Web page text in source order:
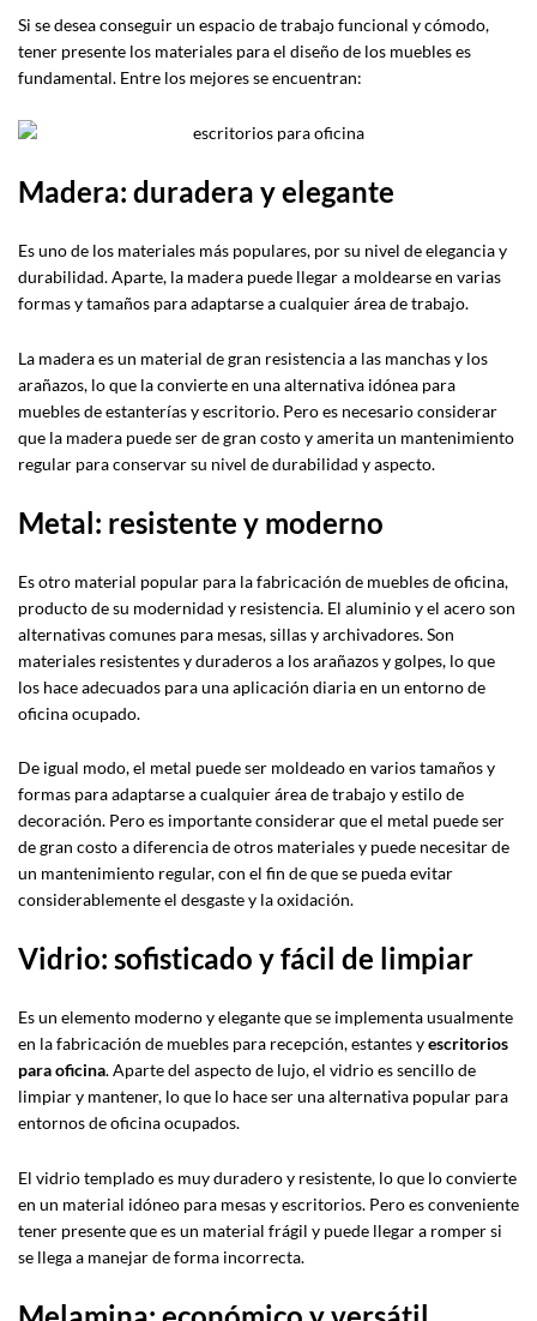
Si se desea conseguir un espacio de trabajo funcional y cómodo,
tener presente los materiales para el diseño de los muebles es
fundamental. Entre los mejores se encuentran:
Madera: duradera y elegante
Es uno de los materiales más populares, por su nivel de elegancia y
durabilidad. Aparte, la madera puede llegar a moldearse en varias
formas y tamaños para adaptarse a cualquier área de trabajo.
La madera es un material de gran resistencia a las manchas y los
arañazos, lo que la convierte en una alternativa idónea para
muebles de estanterías y escritorio. Pero es necesario considerar
que la madera puede ser de gran costo y amerita un mantenimiento
regular para conservar su nivel de durabilidad y aspecto.
Metal: resistente y moderno
Es otro material popular para la fabricación de muebles de oficina,
producto de su modernidad y resistencia. El aluminio y el acero son
alternativas comunes para mesas, sillas y archivadores. Son
materiales resistentes y duraderos a los arañazos y golpes, lo que
los hace adecuados para una aplicación diaria en un entorno de
oficina ocupado.
De igual modo, el metal puede ser moldeado en varios tamaños y
formas para adaptarse a cualquier área de trabajo y estilo de
decoración. Pero es importante considerar que el metal puede ser
de gran costo a diferencia de otros materiales y puede necesitar de
un mantenimiento regular, con el fin de que se pueda evitar
considerablemente el desgaste y la oxidación.
Vidrio: sofisticado y fácil de limpiar
Es un elemento moderno y elegante que se implementa usualmente
en la fabricación de muebles para recepción, estantes yescritorios
para oficina. Aparte del aspecto de lujo, el vidrio es sencillo de
limpiar y mantener, lo que lo hace ser una alternativa popular para
entornos de oficina ocupados.
El vidrio templado es muy duradero y resistente, lo que lo convierte
en un material idóneo para mesas y escritorios. Pero es conveniente
tener presente que es un material frágil y puede llegar a romper si
se llega a manejar de forma incorrecta.